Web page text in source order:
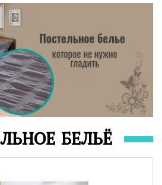
БЕЛЬЁ